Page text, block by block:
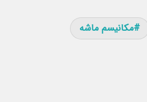
مکانیسم ماشه